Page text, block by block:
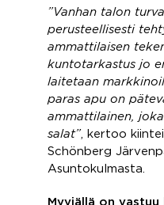
”Vanhan talon
perusteellisesti
ammattilaisen
kuntotarkastus jo
laitetaan
paras apu on
ammattilainen,
salat” , kertoo
Schönberg
Asuntokulmasta.
Myyjällä on